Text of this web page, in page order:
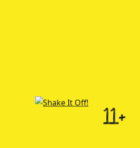
11+